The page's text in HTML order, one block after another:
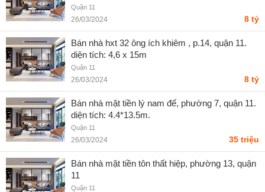
Quận 11
26/03/2024 8 tỷ
Bán nhà hxt 32 ông ích khiêm , p.14, quận 11.
diện tích: 4,6 x 15m
Quận 11
26/03/2024 8 tỷ
Bán nhà mặt tiền lý nam đế, phường 7, quận 11.
diện tích: 4.4*13.5m.
Quận 11
26/03/2024 35 triệu
Bán nhà mặt tiền tôn thất hiệp, phường 13, quận
11
Quận 11